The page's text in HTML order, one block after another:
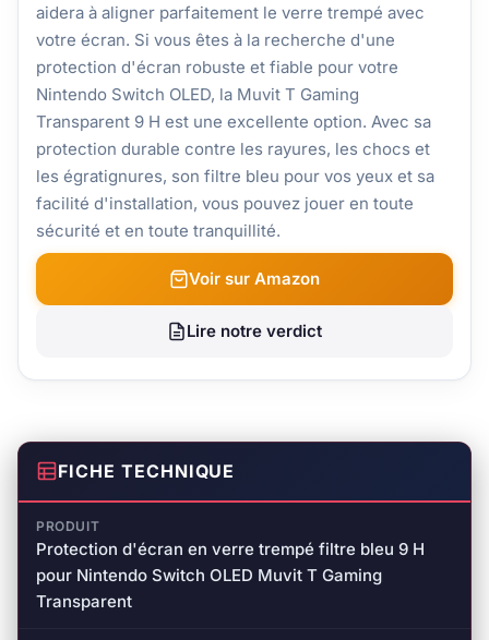
aidera à aligner parfaitement le verre trempé avec
votre écran. Si vous êtes à la recherche d'une
protection d'écran robuste et fiable pour votre
Nintendo Switch OLED, la Muvit T Gaming
Transparent 9 H est une excellente option. Avec sa
protection durable contre les rayures, les chocs et
les égratignures, son filtre bleu pour vos yeux et sa
facilité d'installation, vous pouvez jouer en toute
sécurité et en toute tranquillité.
Voir sur Amazon
Lire notre verdict
FICHE TECHNIQUE
PRODUIT
Protection d'écran en verre trempé filtre bleu 9 H
pour Nintendo Switch OLED Muvit T Gaming
Transparent